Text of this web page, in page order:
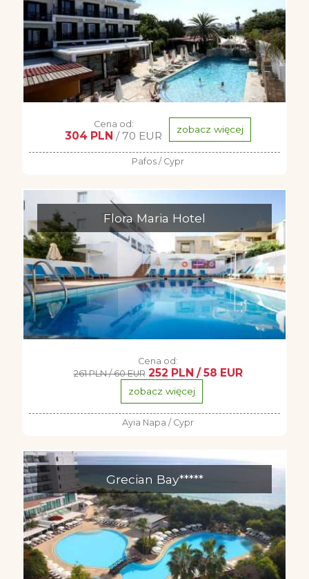
Cena od:
304 PLN / 70 EUR zobacz więcej
Pafos / Cypr
Flora Maria Hotel
Cena od:
261 PLN / 60 EUR 252 PLN / 58 EUR
zobacz więcej
Ayia Napa / Cypr
Grecian Bay*****